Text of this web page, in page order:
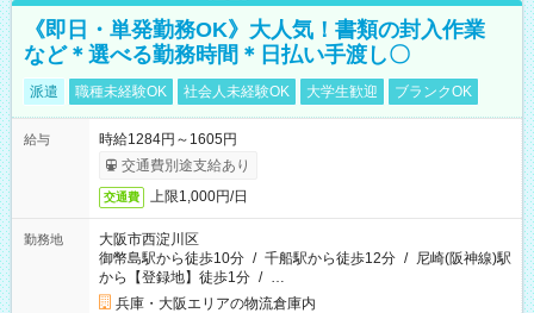
《即日・単発勤務OK》大人気！書類の封入作業
など＊選べる勤務時間＊日払い手渡し〇
派遣 職種未経験OK 社会人未経験OK 大学生歓迎 ブランクOK
給与
時給1284円～1605円
交通費別途支給あり
交通費 上限1,000円/日
勤務地
大阪市西淀川区
御幣島駅から徒歩10分 / 千船駅から徒歩12分 / 尼崎(阪神線)駅
から【登録地】徒歩1分 / …
兵庫・大阪エリアの物流倉庫内